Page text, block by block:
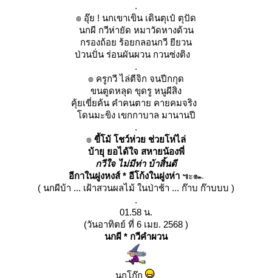
.
๏ อุ๊ย ! นกเขาเขิน เดินตุเป๋ ตุปัด
นกผี กวีห่ายัด หมาวัดหางด้วน
กรองถ้อย ร้อยกลอนกวี ยียวน
ป่วนปั่น ร่อนผันผวน กวนซ่งติง
.
๏ ครูกวี ไล่ตีจิก จนปีกกุด
ขนตูดหลุด ขุดรู หนูผีสิง
คุ้ยเขี่ยค้น คำคนตาย คายคมจริง
ดนมะขิง เขกกาบาล มานานปี
.
๏ ขี้โม้ โชว์ห่วย ช่วยโห่ไล่
บ้ายุ ยอได้ใจ สหายน้องพี่
กวีใจ ไม่มีท่า บ้าสิ้นดี
อีกาในฝูงหงส์ * อีโก้งในฝูงห่า ๚ะ๛
( นกผีบ้า ... เฝ้าสวนผลไม้ ในป่าช้า ... ก๊าบ ก๊าบบบ )
.
01.58 น.
(วันอาทิตย์ ที่ 6 เมย. 2568 )
นกผี * กวีคำผวน
นกโก๊ก